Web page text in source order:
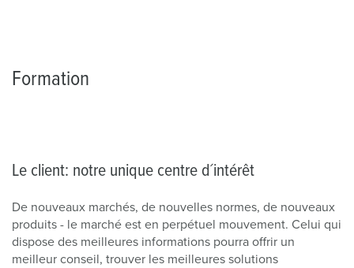
Formation
Le client: notre unique centre d´intérêt
De nouveaux marchés, de nouvelles normes, de nouveaux
produits - le marché est en perpétuel mouvement. Celui qui
dispose des meilleures informations pourra offrir un
meilleur conseil, trouver les meilleures solutions